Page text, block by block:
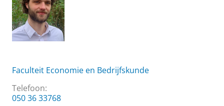
Faculteit Economie en Bedrijfskunde
Telefoon:
050 36 33768